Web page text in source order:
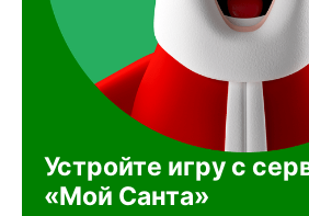
Устройте игру с
«Мой Санта»